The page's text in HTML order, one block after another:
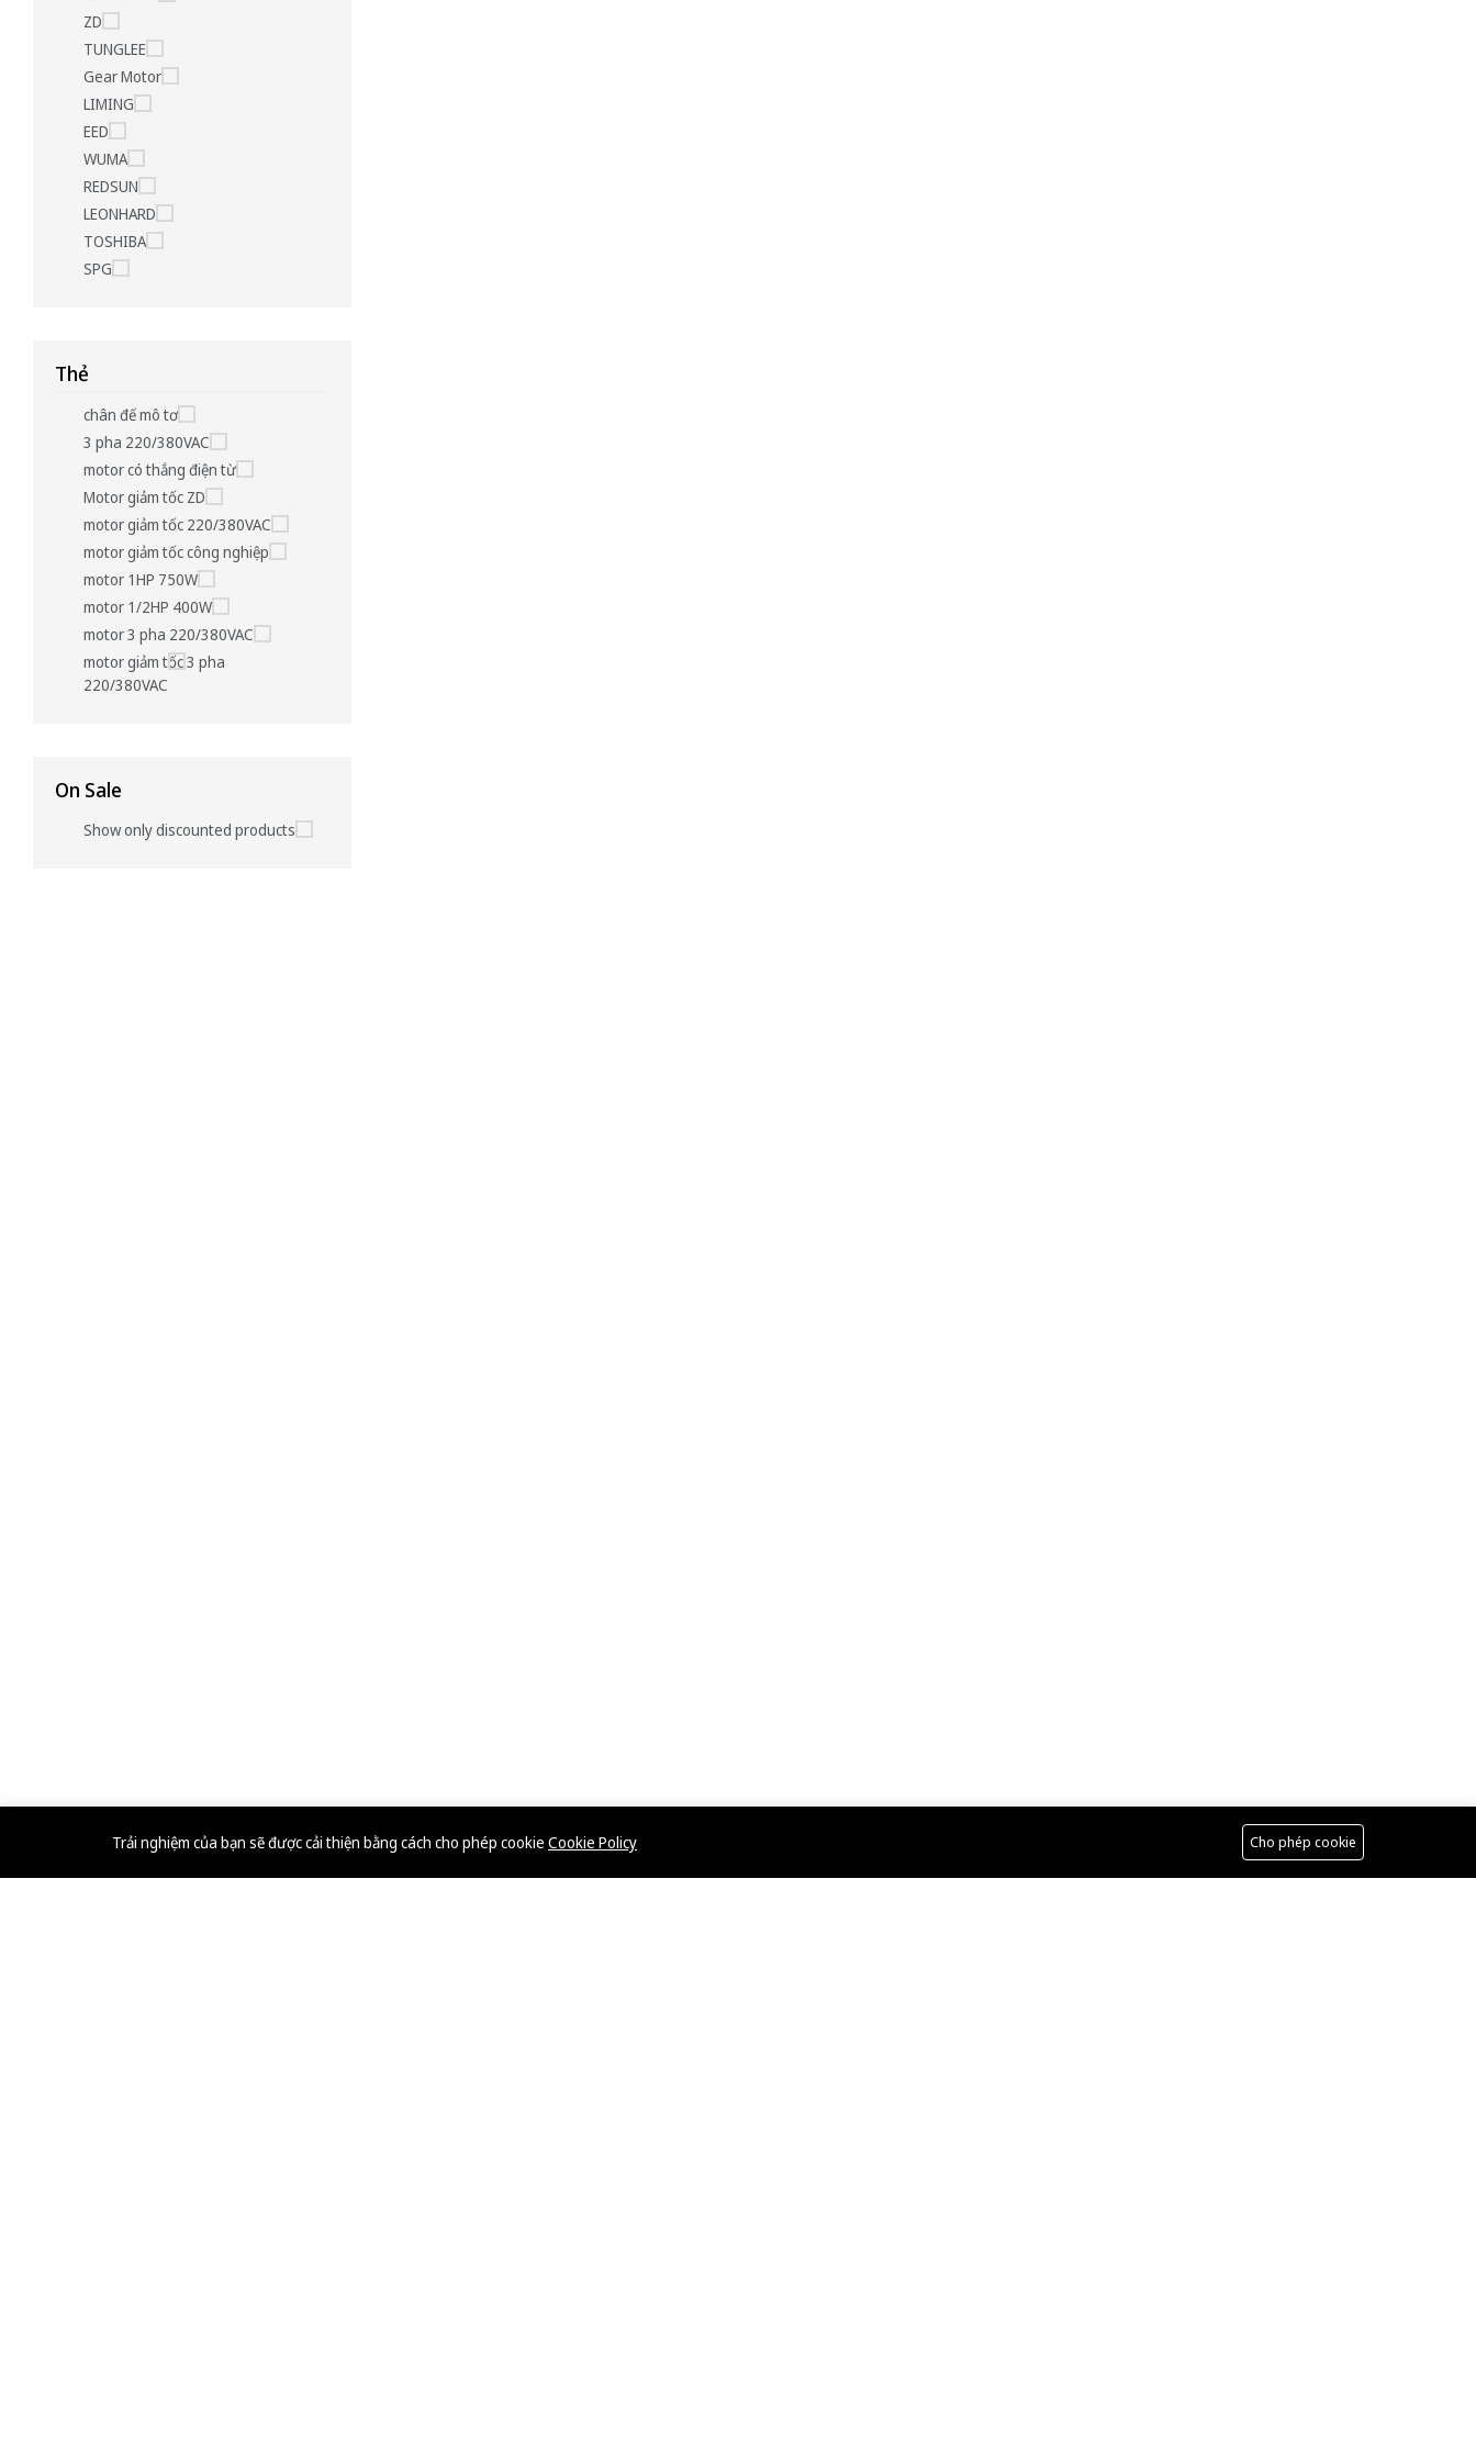
ZD
TUNGLEE
Gear Motor
LIMING
EED
WUMA
REDSUN
LEONHARD
TOSHIBA
SPG
Thẻ
chân đế mô tơ
3 pha 220/380VAC
motor có thắng điện từ
Motor giảm tốc ZD
motor giảm tốc 220/380VAC
motor giảm tốc công nghiệp
motor 1HP 750W
motor 1/2HP 400W
motor 3 pha 220/380VAC
motor giảm tốc 3 pha
220/380VAC
On Sale
Show only discounted products
Trải nghiệm của bạn sẽ được cải thiện bằng cách cho phép cookie Cookie Policy Cho phép cookie